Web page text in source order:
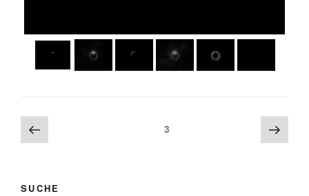
Beitragsnavigation
Vorherige
Seite
Seite3
Seite
SUCHE